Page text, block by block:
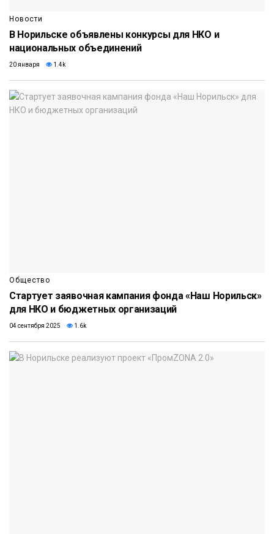
Новости
В Норильске объявлены конкурсы для НКО и
национальных объединений
20 января 1.4k
Общество
Стартует заявочная кампания фонда «Наш Норильск»
для НКО и бюджетных организаций
04 сентября 2025 1.6k